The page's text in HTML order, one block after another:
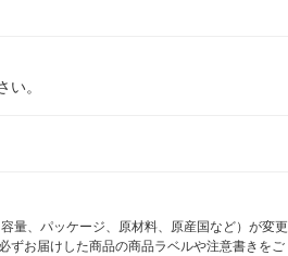
。
量、パッケージ、原材料、原産国など）が変更
ずお届けした商品の商品ラベルや注意書きをご